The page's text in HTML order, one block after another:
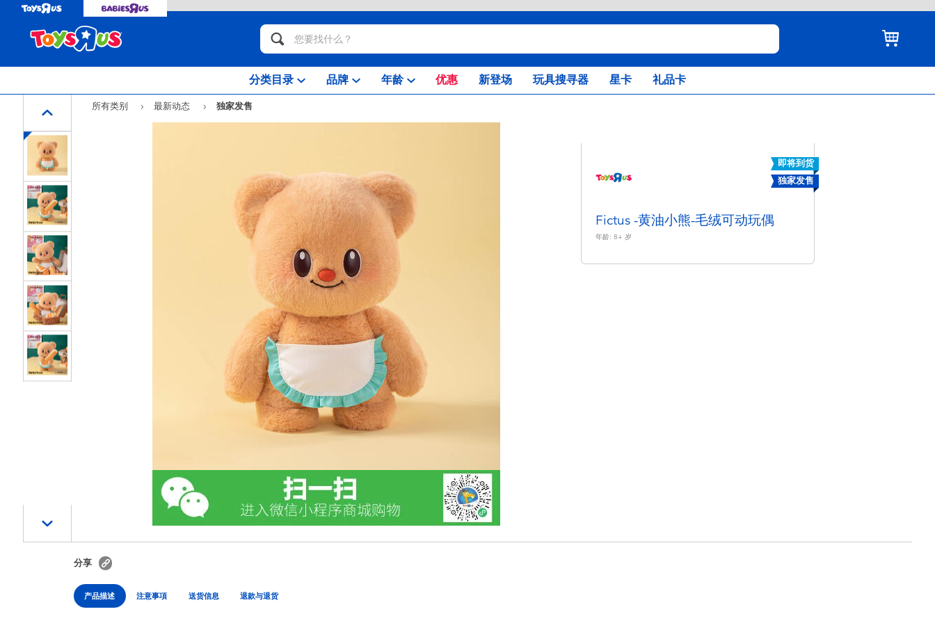
分类目录 品牌 年龄 优惠 新登场 玩具搜寻器 星卡 礼品卡
所有类别 最新动态 独家发售
即将到货
独家发售
Fictus -黄油小熊-毛绒可动玩偶
年龄: 8+ 岁
分享
产品描述 注意事項 送货信息 退款与退货